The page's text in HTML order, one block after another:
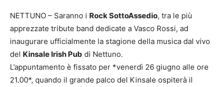
NETTUNO – Saranno i Rock SottoAssedio, tra le più
apprezzate tribute band dedicate a Vasco Rossi, ad
inaugurare ufficialmente la stagione della musica dal vivo
del Kinsale Irish Pub di Nettuno.
L’appuntamento è fissato per *venerdì 26 giugno alle ore
21.00*, quando il grande palco del Kinsale ospiterà il